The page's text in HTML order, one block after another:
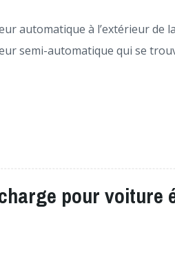
automatique à l’extérieur de
semi-automatique qui se
pour voiture